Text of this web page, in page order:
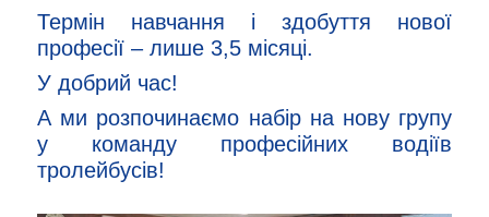
Термін навчання і здобуття нової
професії – лише 3,5 місяці.
У добрий час!
А ми розпочинаємо набір на нову групу
у команду професійних водіїв
тролейбусів!